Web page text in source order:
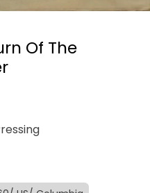
Of The